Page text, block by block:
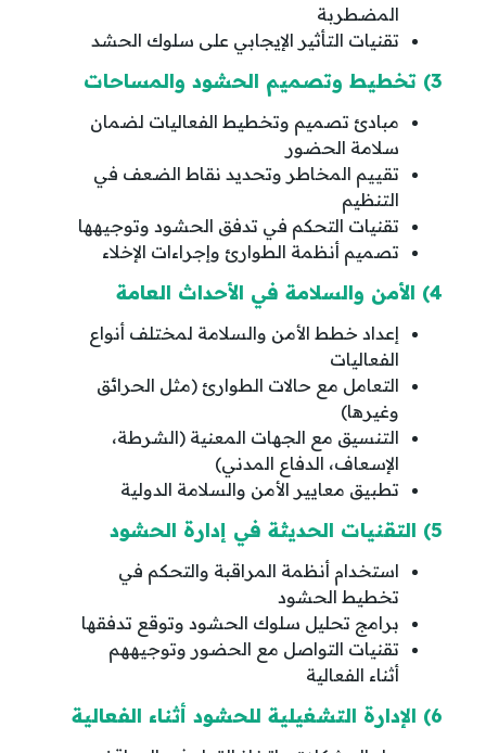
المضطربة
تقنيات التأثير الإيجابي على سلوك الحشد
3) تخطيط وتصميم الحشود والمساحات
مبادئ تصميم وتخطيط الفعاليات لضمان
سلامة الحضور
تقييم المخاطر وتحديد نقاط الضعف في
التنظيم
تقنيات التحكم في تدفق الحشود وتوجيهها
تصميم أنظمة الطوارئ وإجراءات الإخلاء
4) الأمن والسلامة في الأحداث العامة
إعداد خطط الأمن والسلامة لمختلف أنواع
الفعاليات
التعامل مع حالات الطوارئ (مثل الحرائق
وغيرها)
التنسيق مع الجهات المعنية (الشرطة،
الإسعاف، الدفاع المدني)
تطبيق معايير الأمن والسلامة الدولية
5) التقنيات الحديثة في إدارة الحشود
استخدام أنظمة المراقبة والتحكم في
تخطيط الحشود
برامج تحليل سلوك الحشود وتوقع تدفقها
تقنيات التواصل مع الحضور وتوجيههم
أثناء الفعالية
6) الإدارة التشغيلية للحشود أثناء الفعالية